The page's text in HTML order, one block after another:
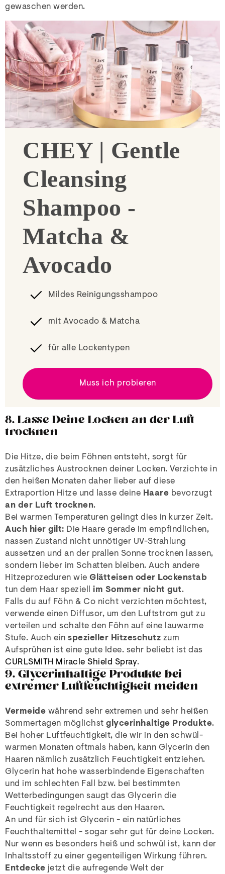
gewaschen werden.
CHEY | Gentle
Cleansing
Shampoo -
Matcha &
Avocado
Mildes Reinigungsshampoo
mit Avocado & Matcha
für alle Lockentypen
Muss ich probieren
8. Lasse Deine Locken an der Luft
trocknen
Die Hitze, die beim Föhnen entsteht, sorgt für
zusätzliches Austrocknen deiner Locken. Verzichte in
den heißen Monaten daher lieber auf diese
Extraportion Hitze und lasse deine Haare bevorzugt
an der Luft trocknen.
Bei warmen Temperaturen gelingt dies in kurzer Zeit.
Auch hier gilt: Die Haare gerade im empfindlichen,
nassen Zustand nicht unnötiger UV-Strahlung
aussetzen und an der prallen Sonne trocknen lassen,
sondern lieber im Schatten bleiben. Auch andere
Hitzeprozeduren wie Glätteisen oder Lockenstab
tun dem Haar speziell im Sommer nicht gut.
Falls du auf Föhn & Co nicht verzichten möchtest,
verwende einen Diffusor, um den Luftstrom gut zu
verteilen und schalte den Föhn auf eine lauwarme
Stufe. Auch ein spezieller Hitzeschutz zum
Aufsprühen ist eine gute Idee. sehr beliebt ist das
CURLSMITH Miracle Shield Spray.
9. Glycerinhaltige Produkte bei
extremer Luftfeuchtigkeit meiden
Vermeide während sehr extremen und sehr heißen
Sommertagen möglichst glycerinhaltige Produkte.
Bei hoher Luftfeuchtigkeit, die wir in den schwül-
warmen Monaten oftmals haben, kann Glycerin den
Haaren nämlich zusätzlich Feuchtigkeit entziehen.
Glycerin hat hohe wasserbindende Eigenschaften
und im schlechten Fall bzw. bei bestimmten
Wetterbedingungen saugt das Glycerin die
Feuchtigkeit regelrecht aus den Haaren.
An und für sich ist Glycerin - ein natürliches
Feuchthaltemittel - sogar sehr gut für deine Locken.
Nur wenn es besonders heiß und schwül ist, kann der
Inhaltsstoff zu einer gegenteiligen Wirkung führen.
Entdecke jetzt die aufregende Welt der